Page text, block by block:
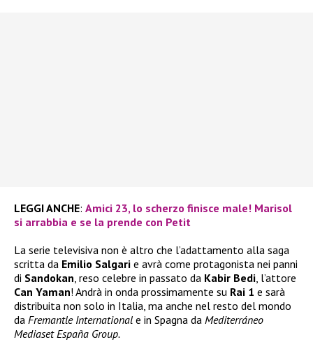
LEGGI ANCHE: Amici 23, lo scherzo finisce male! Marisol
si arrabbia e se la prende con Petit
La serie televisiva non è altro che l’adattamento alla saga
scritta da Emilio Salgari e avrà come protagonista nei panni
di Sandokan, reso celebre in passato da Kabir Bedi, l’attore
Can Yaman! Andrà in onda prossimamente su Rai 1 e sarà
distribuita non solo in Italia, ma anche nel resto del mondo
da Fremantle International e in Spagna da Mediterráneo
Mediaset España Group.